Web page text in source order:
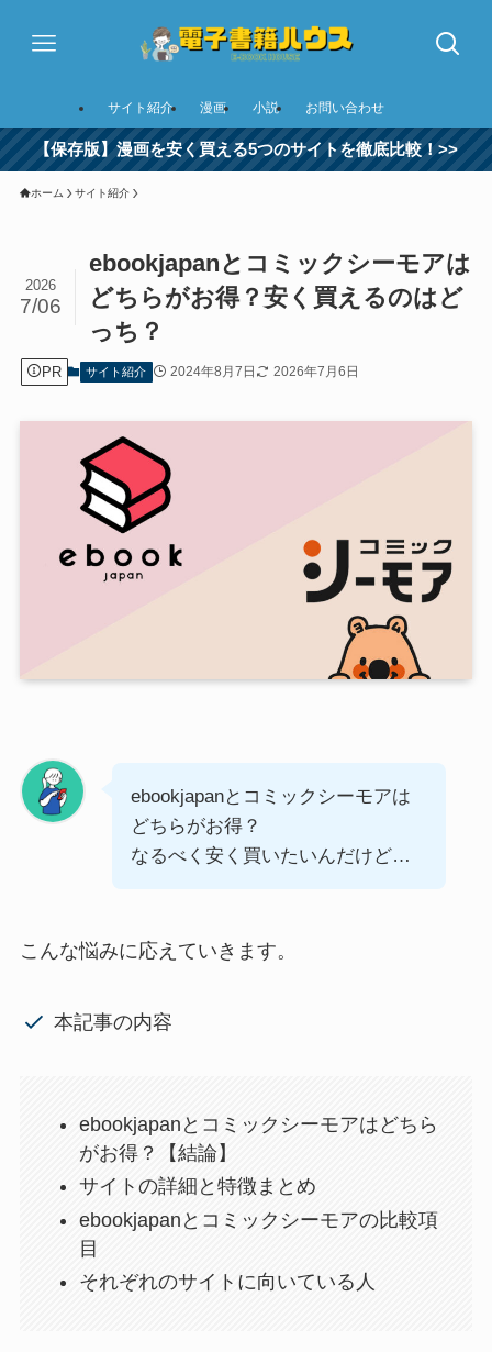
サイト紹介 漫画 小説 お問い合わせ
【保存版】漫画を安く買える5つのサイトを徹底比較！>>
ホーム サイト紹介
ebookjapanとコミックシーモアは
どちらがお得？安く買えるのはど
っち？
2026
7/06
PR サイト紹介 2024年8月7日 2026年7月6日
ebookjapanとコミックシーモアは
どちらがお得？
なるべく安く買いたいんだけど…
こんな悩みに応えていきます。
本記事の内容
ebookjapanとコミックシーモアはどちら
がお得？【結論】
サイトの詳細と特徴まとめ
ebookjapanとコミックシーモアの比較項
目
それぞれのサイトに向いている人